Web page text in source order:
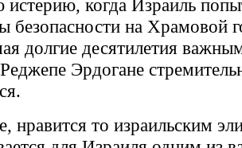
когда Израиль
безопасности на Храмовой
долгие десятилетия
Эрдогане
нравится то израильским